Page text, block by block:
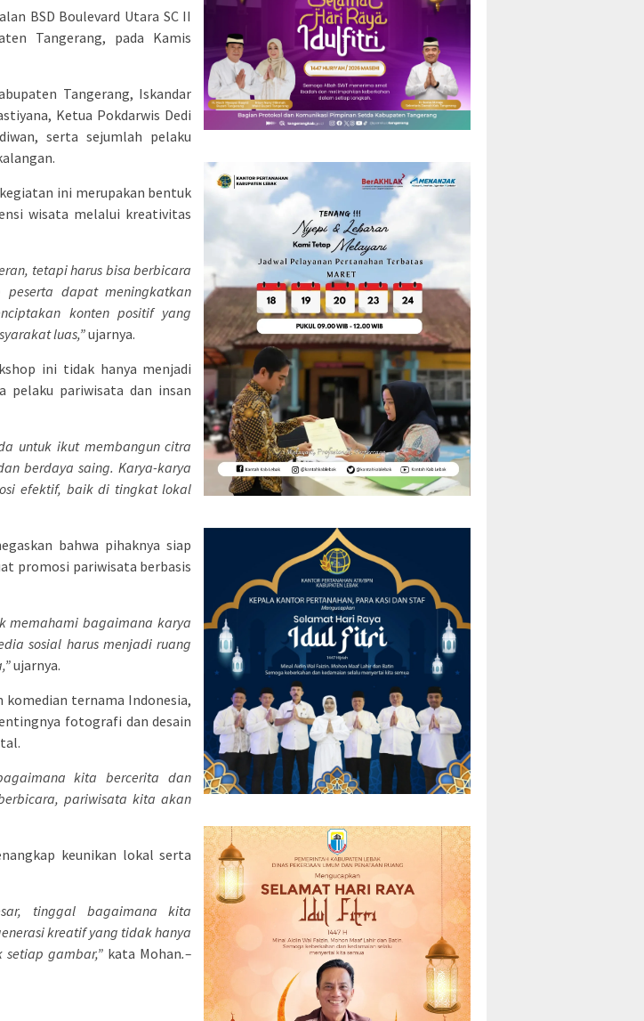
BSD Boulevard Utara SC II
Tangerang, pada Kamis
Tangerang, Iskandar
Ketua Pokdarwis Dedi
serta sejumlah pelaku
ini merupakan bentuk
wisata melalui kreativitas
tetapi harus bisa berbicara
dapat meningkatkan
konten positif yang
luas,”ujarnya.
ini tidak hanya menjadi
pariwisata dan insan
untuk ikut membangun citra
berdaya saing. Karya-karya
efektif, baik di tingkat lokal
bahwa pihaknya siap
promosi pariwisata berbasis
memahami bagaimana karya
sosial harus menjadi ruang
ujarnya.
komedian ternama Indonesia,
fotografi dan desain
kita bercerita dan
pariwisata kita akan
keunikan lokal serta
tinggal bagaimana kita
kreatif yang tidak hanya
gambar,” kata Mohan.–